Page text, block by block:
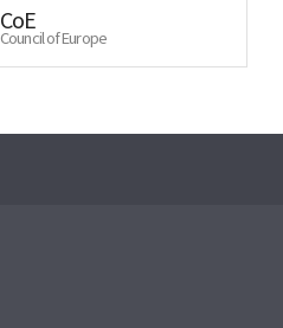
CoE
Council of Europe